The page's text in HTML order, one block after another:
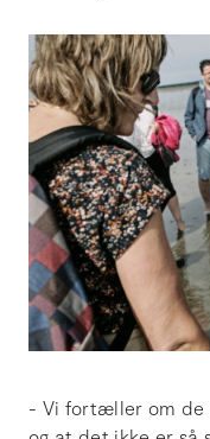
- Vi fortæller om de